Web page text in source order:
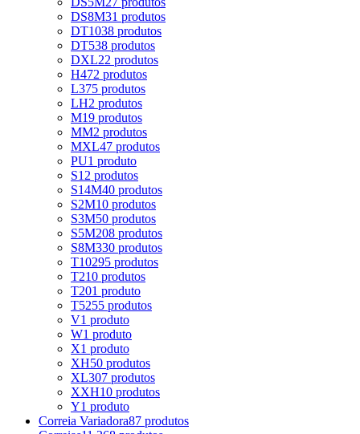
DS8M31 produtos
DT1038 produtos
DT538 produtos
DXL22 produtos
H472 produtos
L375 produtos
LH2 produtos
M19 produtos
MM2 produtos
MXL47 produtos
PU1 produto
S12 produtos
S14M40 produtos
S2M10 produtos
S3M50 produtos
S5M208 produtos
S8M330 produtos
T10295 produtos
T210 produtos
T201 produto
T5255 produtos
V1 produto
W1 produto
X1 produto
XH50 produtos
XL307 produtos
XXH10 produtos
Y1 produto
Correia Variadora87 produtos